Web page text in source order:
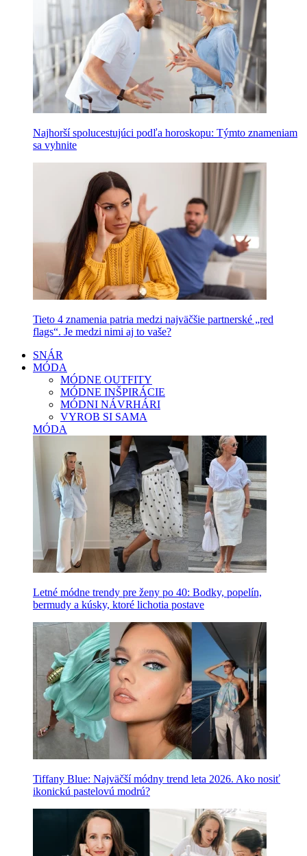
Najhorší spolucestujúci podľa horoskopu: Týmto znameniam
sa vyhnite
Tieto 4 znamenia patria medzi najväčšie partnerské „red
flags“. Je medzi nimi aj to vaše?
SNÁR
MÓDA
MÓDNE OUTFITY
MÓDNE INŠPIRÁCIE
MÓDNI NÁVRHÁRI
VYROB SI SAMA
MÓDA
Letné módne trendy pre ženy po 40: Bodky, popelín,
bermudy a kúsky, ktoré lichotia postave
Tiffany Blue: Najväčší módny trend leta 2026. Ako nosiť
ikonickú pastelovú modrú?